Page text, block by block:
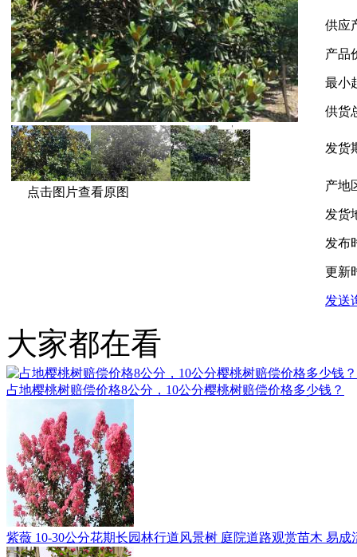
点击图片查看原图
供应
产品
最小
供货
发货
产地
发货
发布
更新
发送
大家都在看
占地樱桃树赔偿价格8公分，10公分樱桃树赔偿价格多少钱？
紫薇 10-30公分花期长园林行道风景树 庭院道路观赏苗木 易成